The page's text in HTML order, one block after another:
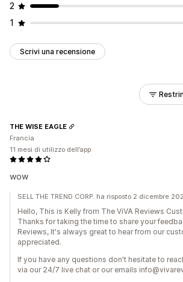
2
1
Scrivi una recensione
wow
THE WISE EAGLE
Francia
11 mesi di utilizzo dell’app
SELL THE TREND CORP. ha risposto 2 dicembre
Hello, This is Kelly from The ViVA Reviews
Thanks for taking the time to share your
Reviews, It's always great to hear from our
appreciated.
If you have any questions don't hesitate to
via our 24/7 live chat or our emails